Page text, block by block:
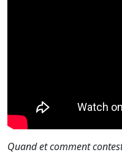
Quand et comment